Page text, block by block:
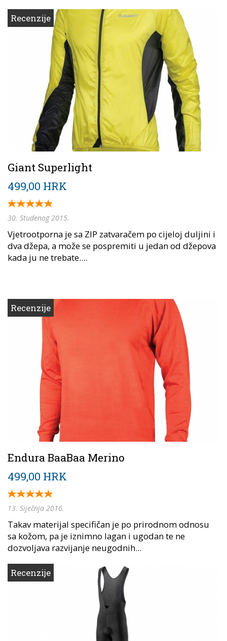
Recenzije
Giant Superlight
499,00 HRK
30. Studenog 2015.
Vjetrootporna je sa ZIP zatvaračem po cijeloj duljini i
dva džepa, a može se pospremiti u jedan od džepova
kada ju ne trebate....
Recenzije
Endura BaaBaa Merino
499,00 HRK
13. Siječnja 2016.
Takav materijal specifičan je po prirodnom odnosu
sa kožom, pa je iznimno lagan i ugodan te ne
dozvoljava razvijanje neugodnih...
Recenzije